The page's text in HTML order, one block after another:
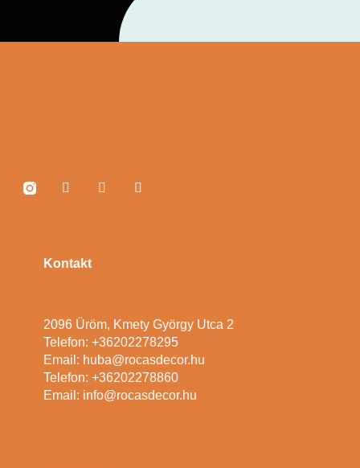
Kontakt
2096 Üröm, Kmety György Utca 2
Telefon: +36202278295
Email: huba@rocasdecor.hu
Telefon: +36202278860
Email: info@rocasdecor.hu